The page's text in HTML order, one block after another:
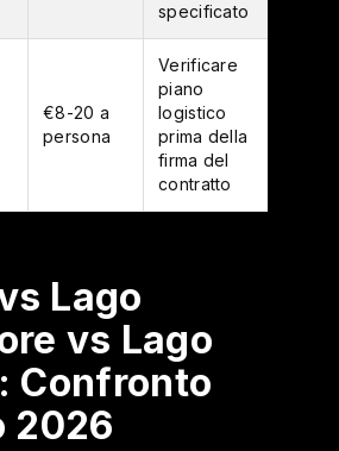
specificato
€8-20 a
persona
Verificare
piano
logistico
prima della
firma del
contratto
Lago
vs Lago
Confronto
2026